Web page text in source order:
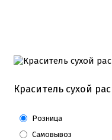
Краситель сухой
Розница
Самовывоз